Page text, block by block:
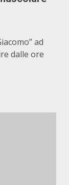
ad
dalle ore